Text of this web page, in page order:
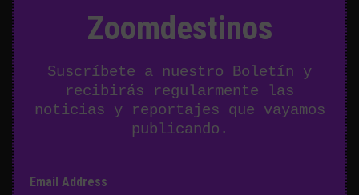
Zoomdestinos
Suscríbete a nuestro Boletín y
recibirás regularmente las
noticias y reportajes que vayamos
publicando.
Email Address